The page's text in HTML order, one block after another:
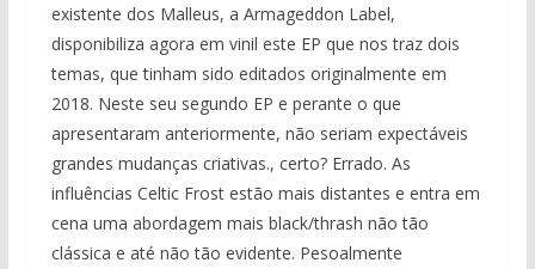
existente dos Malleus, a Armageddon Label,
disponibiliza agora em vinil este EP que nos traz dois
temas, que tinham sido editados originalmente em
2018. Neste seu segundo EP e perante o que
apresentaram anteriormente, não seriam expectáveis
grandes mudanças criativas., certo? Errado. As
influências Celtic Frost estão mais distantes e entra em
cena uma abordagem mais black/thrash não tão
clássica e até não tão evidente. Pesoalmente